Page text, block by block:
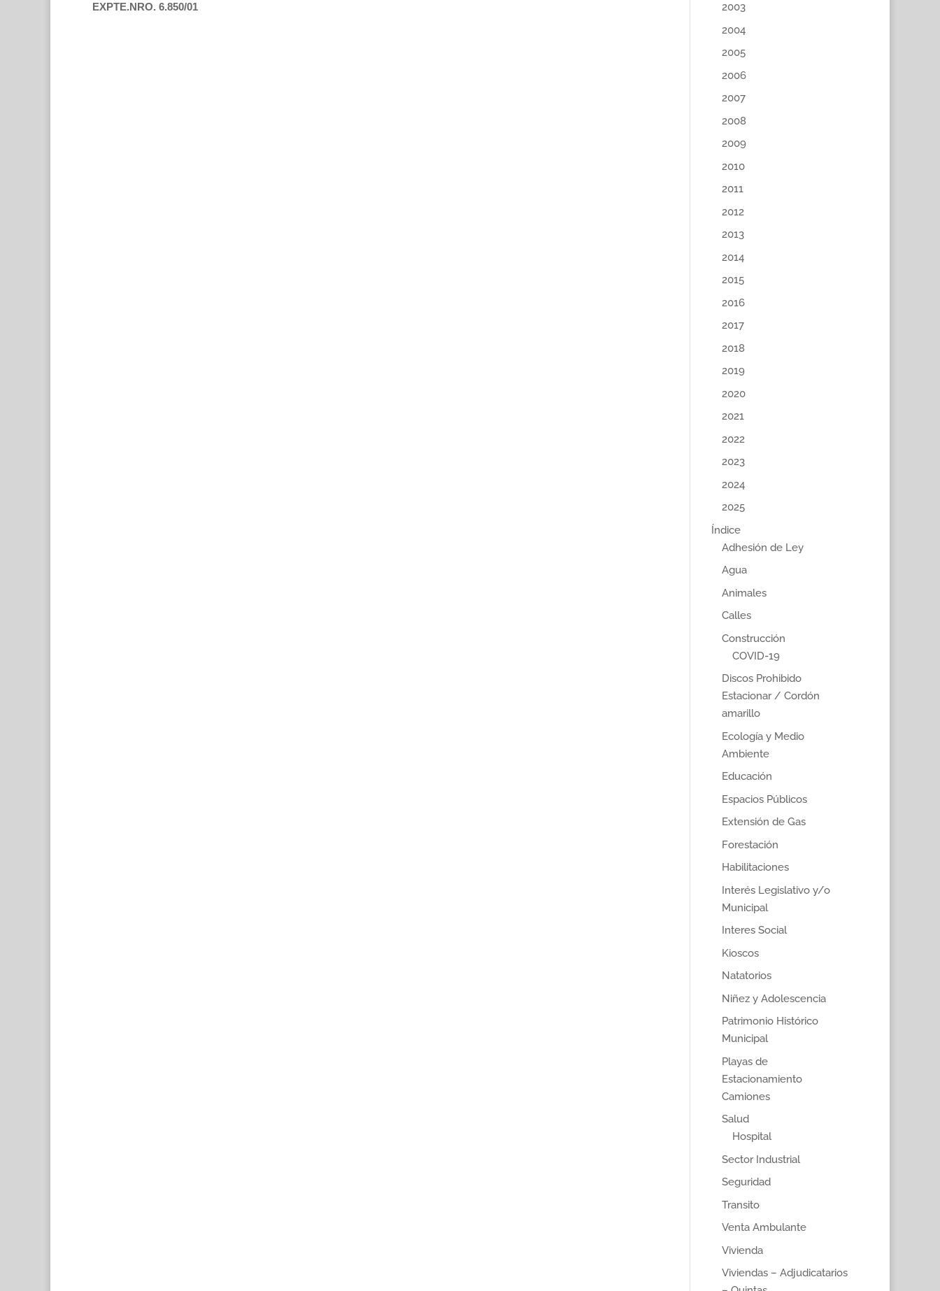
EXPTE.NRO. 6.850/01
2003
2004
2005
2006
2007
2008
2009
2010
2011
2012
2013
2014
2015
2016
2017
2018
2019
2020
2021
2022
2023
2024
2025
Índice
Adhesión de Ley
Agua
Animales
Calles
Construcción
COVID-19
Discos Prohibido
Estacionar / Cordón
amarillo
Ecología y Medio
Ambiente
Educación
Espacios Públicos
Extensión de Gas
Forestación
Habilitaciones
Interés Legislativo y/o
Municipal
Interes Social
Kioscos
Natatorios
Niñez y Adolescencia
Patrimonio Histórico
Municipal
Playas de
Estacionamiento
Camiones
Salud
Hospital
Sector Industrial
Seguridad
Transito
Venta Ambulante
Vivienda
Viviendas – Adjudicatarios